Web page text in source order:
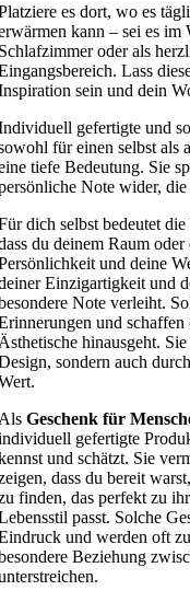
es dort, wo es
kann – sei es
oder als
Lass
sein und dein
gefertigte und
für einen selbst als
tiefe Bedeutung. Sie
Note wider,
dich selbst bedeutet
du deinem Raum
und deine
Einzigartigkeit und
Note verleiht.
und
hinausgeht.
sondern auch
Geschenk für
gefertigte
und schätzt. Sie
dass du bereit
finden, das perfekt zu
passt. Solche
und werden oft
Beziehung